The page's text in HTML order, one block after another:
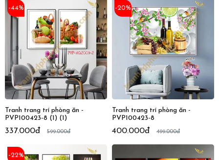
-44%
Tranh trang trí phòng ăn -
PVP100423-8 (1) (1)
337.000đ 599.000đ
-20%
Tranh trang trí phòng ăn -
PVP100423-8
400.000đ 499.000đ
-22%